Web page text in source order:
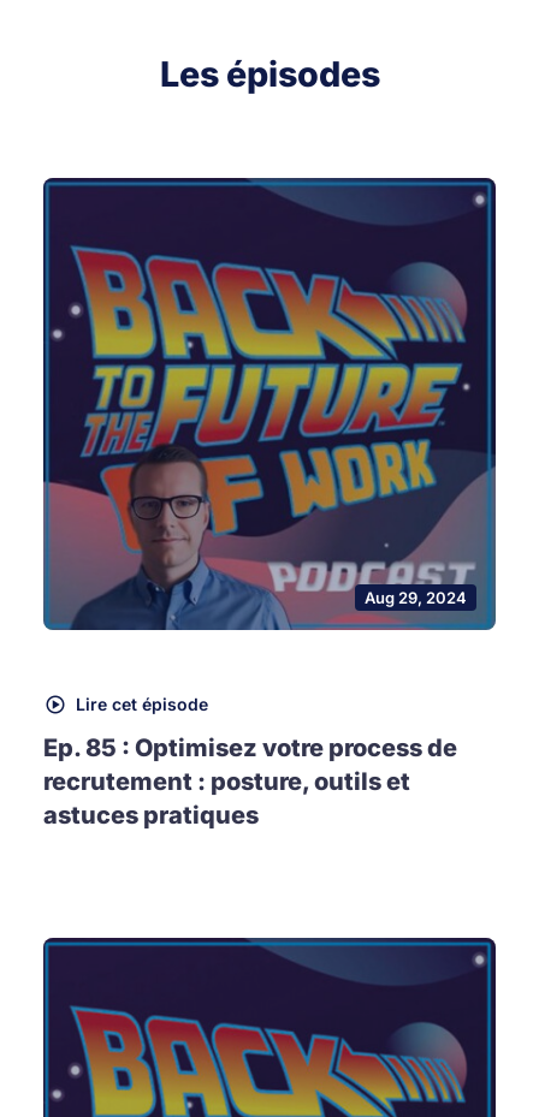
Les épisodes
Aug 29, 2024
Lire cet épisode
Ep. 85 : Optimisez votre process de
recrutement : posture, outils et
astuces pratiques